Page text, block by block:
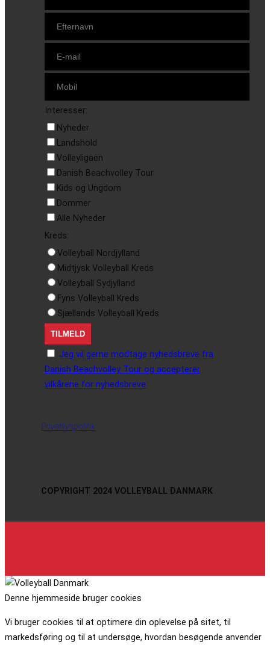
Interesser:
Nyheder
Landshold
Volleyligaen
Danish Beachvolley Tour
Kids og Ungdom
Dommer
Alle Nyheder
Kreds:
Volleyball Nordjylland
Midtjysk Volleyball Kreds
Volleyball Sydjylland
Fyns Volleyball Kreds
Sjællands Volleyball Kreds
Jeg vil gerne modtage nyhedsbreve fra
Danish Beachvolley Tour og accepterer
vilkårene for nyhedsbreve
Privatlivspolitik
COPYRIGHT 2024 VOLLEYBALL DANMARK
Denne hjemmeside bruger cookies
Vi bruger cookies til at optimere din oplevelse på sitet, til
markedsføring og til at undersøge, hvordan besøgende anvender